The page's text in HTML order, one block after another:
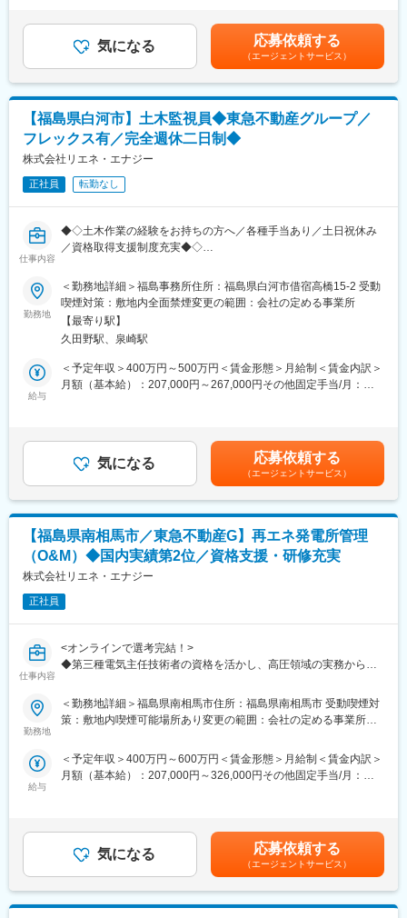
制度が整い、長く安心して働ける職場環境が整っています。
変更の範囲：会社の定める業務
・点検業務（絶縁抵抗測定・接地抵抗測定・保護継電器試験・清
掃関係など）
※太陽光発電所での勤務経験は不問です。
発電所の電気保安業務の経験や保護リレー装置試験の経験をお持
ちの方はすぐに活躍でき、さらなる技術力向上が可能です。
■当社について
・当社は、太陽光・風力・水力発電所の開発、発電、運営管理を
一貫して手掛ける再エネ事業者です。フロー（開発・EPC・売
却）とストック（売電・AM/O&M）の双方で事業を展開していま
す。
・O&M実績は3GW超・全国45拠点に拡大しており、2026年2月に
再エネと蓄電のバリューチェーン強化を進め、開発から運用、小
売まで一体で推進できる体制を整えています。
変更の範囲：会社の定める業務
業手当＞有＜給与補足＞※給与はご経験・スキルを考慮して決定い
たします。■賞与：年2回（6月・12月、業績および本人評価によ
る）賃金はあくまでも目安の金額であり、選考を通じて上下する
可能性があります。月給(月額)は固定手当を含めた表記です。
気になる 応募依頼する
（エージェントサービス）
【福島県白河市】土木監視員◆東急不動産グループ／
フレックス有／完全週休二日制◆
株式会社リエネ・エナジー
正社員 転勤なし
仕事内容
◆◇土木作業の経験をお持ちの方へ／各種手当あり／土日祝休み
／資格取得支援制度充実◆◇
■業務内容：
更なる事業拡大を続けている当社にて、下記業務に従事いただけ
る方を募集しております。
真の現場実務を身につけたい方をお待ちしています。
■業務詳細：
・巡回点検、障害対応、緊急時対応、除草・除雪、軽作業
※太陽光発電所での勤務経験は不問です。
※実作業は発生しません。
一貫して手掛ける再エネ事業者です。フロー（開発・EPC・売
却）とストック（売電・AM/O&M）の双方で事業を展開していま
す。
・O&M実績は3GW超・全国45拠点に拡大しており、2026年2月に
はLooopのO&M・遠隔監視事業を承継し3.5GW超となりました。
再エネと蓄電のバリューチェーン強化を進め、開発から運用、小
売まで一体で推進できる体制を整えています。
変更の範囲：会社の定める業務
勤務地
＜勤務地詳細＞福島事務所住所：福島県白河市借宿高橋15-2 受動
喫煙対策：敷地内全面禁煙変更の範囲：会社の定める事業所
【最寄り駅】
久田野駅、泉崎駅
給与
＜予定年収＞400万円～500万円＜賃金形態＞月給制＜賃金内訳＞
月額（基本給）：207,000円～267,000円その他固定手当/月：
業手当＞有＜給与補足＞※給与はご経験・スキルを考慮して決定い
たします。■賞与：年2回（6月・12月、業績および本人評価によ
る）■その他固定手当＝ライフプラン手当賃金はあくまでも目安の
金額であり、選考を通じて上下する可能性があります。月給(月額)
は固定手当を含めた表記です。
気になる 応募依頼する
（エージェントサービス）
【福島県南相馬市／東急不動産G】再エネ発電所管理
（O&M）◆国内実績第2位／資格支援・研修充実
株式会社リエネ・エナジー
正社員
仕事内容
<オンラインで選考完結！>
◆第三種電気主任技術者の資格を活かし、高圧領域の実務から着
ジションです。
◆O&M受託実績は“国内第2位”を誇り、全国2,000MW超の発電所
スキルアップを見据えたキャリア形成が可能です。
設・運営・保守までを一気通貫で手がける国内有数の再エネ企業
で、O&M受託実績は国内第2位・2,000MW超を誇ります。
本ポジションでは、第三種電気主任技術者として高圧設備を中心
に担当し、保安業務に必要な経験を着実に積むことができます。
ご入社後は高圧領域をメインに行っていただき、必要に応じて知
勤務地
＜勤務地詳細＞福島県南相馬市住所：福島県南相馬市 受動喫煙対
策：敷地内喫煙可能場所あり変更の範囲：会社の定める事業所
給与
＜予定年収＞400万円～600万円＜賃金形態＞月給制＜賃金内訳＞
月額（基本給）：207,000円～326,000円その他固定手当/月：
業手当＞有＜給与補足＞■賞与：年2回(6月・12月、業績および本
人評価による)※ご経験・スキルを考慮して決定いたします。賃金
はあくまでも目安の金額であり、選考を通じて上下する可能性が
あります。月給(月額)は固定手当を含めた表記です。
気になる 応募依頼する
（エージェントサービス）